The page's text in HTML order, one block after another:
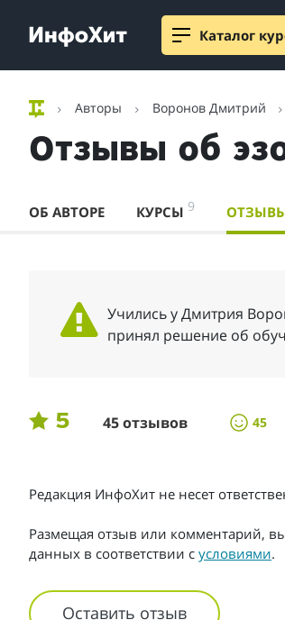
Каталог
Авторы Воронов Дмитрий
Отзывы об
ОБ АВТОРЕ КУРСЫ 9
Учились у Дмитрия
принял решение об
5 45 отзывов 45
Редакция ИнфоХит не несет
Размещая отзыв или комментарий, вы
данных в соответствии с условиями.
Оставить отзыв